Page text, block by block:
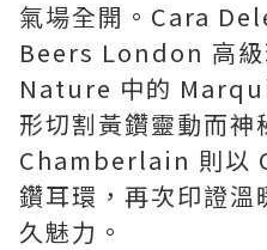
氣場全開。Cara
Beers London 高
Nature 中的
形切割黃鑽靈動而
Chamberlain 則以
鑽耳環，再次印證溫
久魅力。